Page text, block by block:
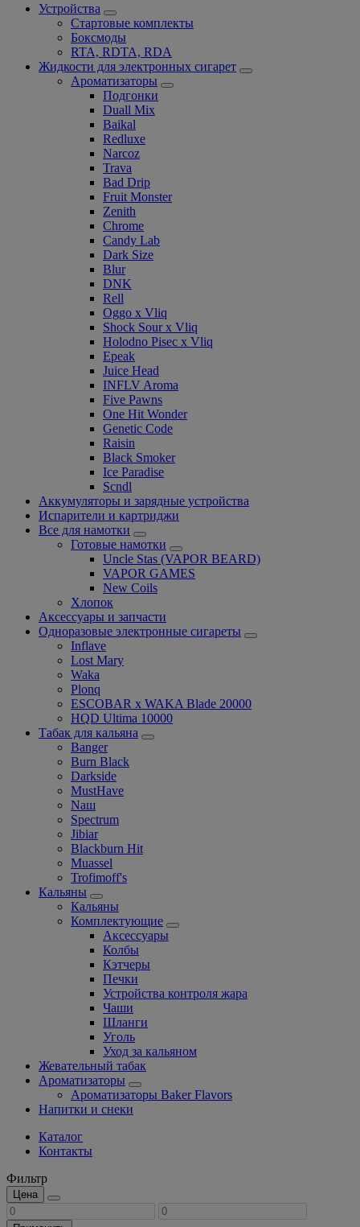
Устройства
Стартовые комплекты
Боксмоды
RTA, RDTA, RDA
Жидкости для электронных сигарет
Ароматизаторы
Подгонки
Duall Mix
Baikal
Redluxe
Narcoz
Trava
Bad Drip
Fruit Monster
Zenith
Chrome
Candy Lab
Dark Size
Blur
DNK
Rell
Oggo x Vliq
Shock Sour x Vliq
Holodno Pisec x Vliq
Epeak
Juice Head
INFLV Aroma
Five Pawns
One Hit Wonder
Genetic Code
Raisin
Black Smoker
Ice Paradise
Scndl
Аккумуляторы и зарядные устройства
Испарители и картриджи
Все для намотки
Готовые намотки
Uncle Stas (VAPOR BEARD)
VAPOR GAMES
New Coils
Хлопок
Аксессуары и запчасти
Одноразовые электронные сигареты
Inflave
Lost Mary
Waka
Plonq
ESCOBAR x WAKA Blade 20000
HQD Ultima 10000
Табак для кальяна
Banger
Burn Black
Darkside
MustHave
Nаш
Spectrum
Jibiar
Blackburn Hit
Muassel
Trofimoff's
Кальяны
Кальяны
Комплектующие
Аксессуары
Колбы
Кэтчеры
Печки
Устройства контроля жара
Чаши
Шланги
Уголь
Уход за кальяном
Жевательный табак
Ароматизаторы
Ароматизаторы Baker Flavors
Напитки и снеки
Каталог
Контакты
Фильтр
Цена